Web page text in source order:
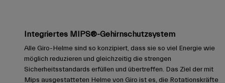
Integriertes MIPS®-Gehirnschutzsystem
Alle Giro-Helme sind so konzipiert, dass sie so viel Energie wie
möglich reduzieren und gleichzeitig die strengen
Sicherheitsstandards erfüllen und übertreffen. Das Ziel der mit
Mips ausgestatteten Helme von Giro ist es, die Rotationskräfte